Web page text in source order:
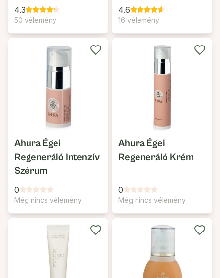
4.3
50 vélemény
4.6
16 vélemény
Ahura Égei
Regeneráló Intenzív
Szérum
0
Még nincs vélemény
Ahura Égei
Regeneráló Krém
0
Még nincs vélemény